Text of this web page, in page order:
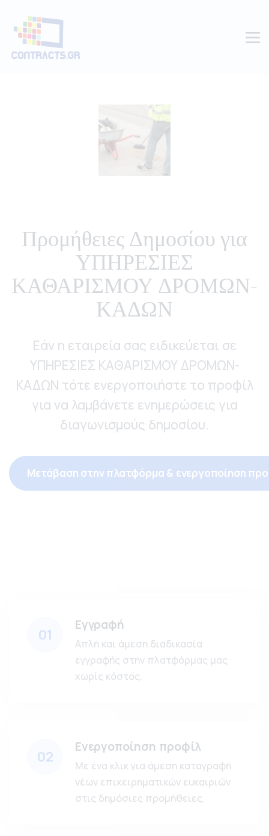
Προμήθειες Δημοσίου για
ΥΠΗΡΕΣΙΕΣ
ΚΑΘΑΡΙΣΜΟΥ ΔΡΟΜΩΝ-
ΚΑΔΩΝ
Εάν η εταιρεία σας ειδικεύεται σε
ΥΠΗΡΕΣΙΕΣ ΚΑΘΑΡΙΣΜΟΥ ΔΡΟΜΩΝ-
ΚΑΔΩΝ τότε ενεργοποιήστε το προφίλ
για να λαμβάνετε ενημερώσεις για
διαγωνισμούς δημοσίου.
Μετάβαση στην πλατφόρμα & ενεργοποίηση
01
Εγγραφή
Απλή και άμεση διαδικασία
εγγραφής στην πλατφόρμας μας
χωρίς κόστος.
02
Ενεργοποίηση προφίλ
Με ένα κλικ για άμεση καταγραφή
νέων επιχειρηματικών ευκαιριών
στις δημόσιες προμήθειες.